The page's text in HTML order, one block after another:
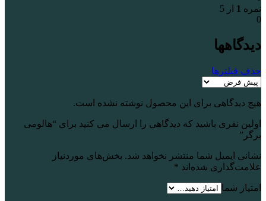
نمره 1 از 5
0
دیدگاهها
حذف فیلترها
هیچ دیدگاهی برای این محصول نوشته نشده است.
اولین نفری باشید که دیدگاهی را ارسال می کنید برای “هالومی
برگر”
نشانی ایمیل شما منتشر نخواهد شد. بخش‌های موردنیاز
علامت‌گذاری شده‌اند *
امتیاز شما